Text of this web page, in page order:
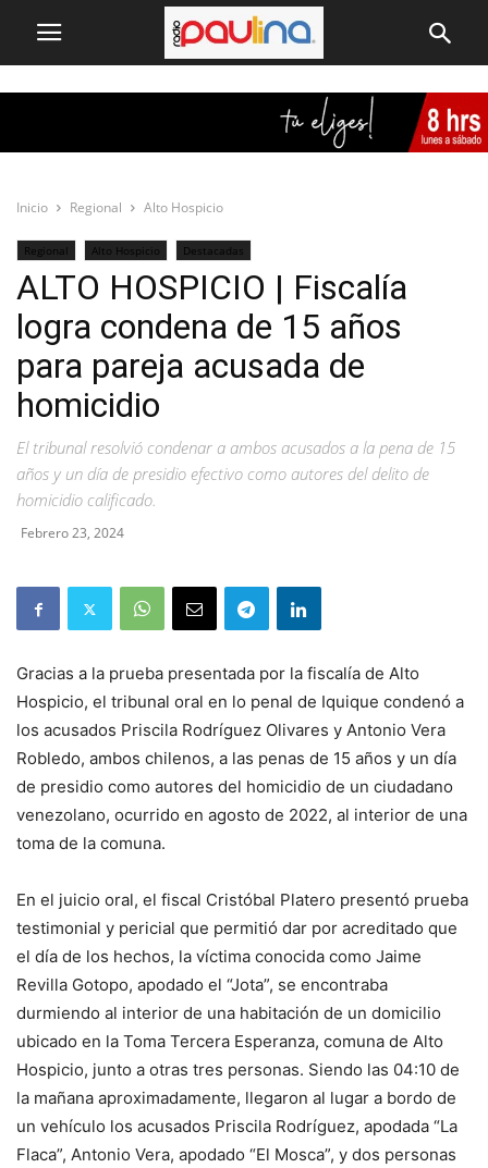
Inicio Regional Alto Hospicio
Regional Alto Hospicio Destacadas
ALTO HOSPICIO | Fiscalía
logra condena de 15 años
para pareja acusada de
homicidio
El tribunal resolvió condenar a ambos acusados a la pena de 15
años y un día de presidio efectivo como autores del delito de
homicidio calificado.
Febrero 23, 2024
Gracias a la prueba presentada por la fiscalía de Alto
Hospicio, el tribunal oral en lo penal de Iquique condenó a
los acusados Priscila Rodríguez Olivares y Antonio Vera
Robledo, ambos chilenos, a las penas de 15 años y un día
de presidio como autores del homicidio de un ciudadano
venezolano, ocurrido en agosto de 2022, al interior de una
toma de la comuna.
En el juicio oral, el fiscal Cristóbal Platero presentó prueba
testimonial y pericial que permitió dar por acreditado que
el día de los hechos, la víctima conocida como Jaime
Revilla Gotopo, apodado el “Jota”, se encontraba
durmiendo al interior de una habitación de un domicilio
ubicado en la Toma Tercera Esperanza, comuna de Alto
Hospicio, junto a otras tres personas. Siendo las 04:10 de
la mañana aproximadamente, llegaron al lugar a bordo de
un vehículo los acusados Priscila Rodríguez, apodada “La
Flaca”, Antonio Vera, apodado “El Mosca”, y dos personas